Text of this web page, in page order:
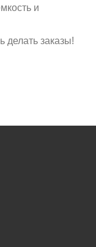
и
делать заказы!